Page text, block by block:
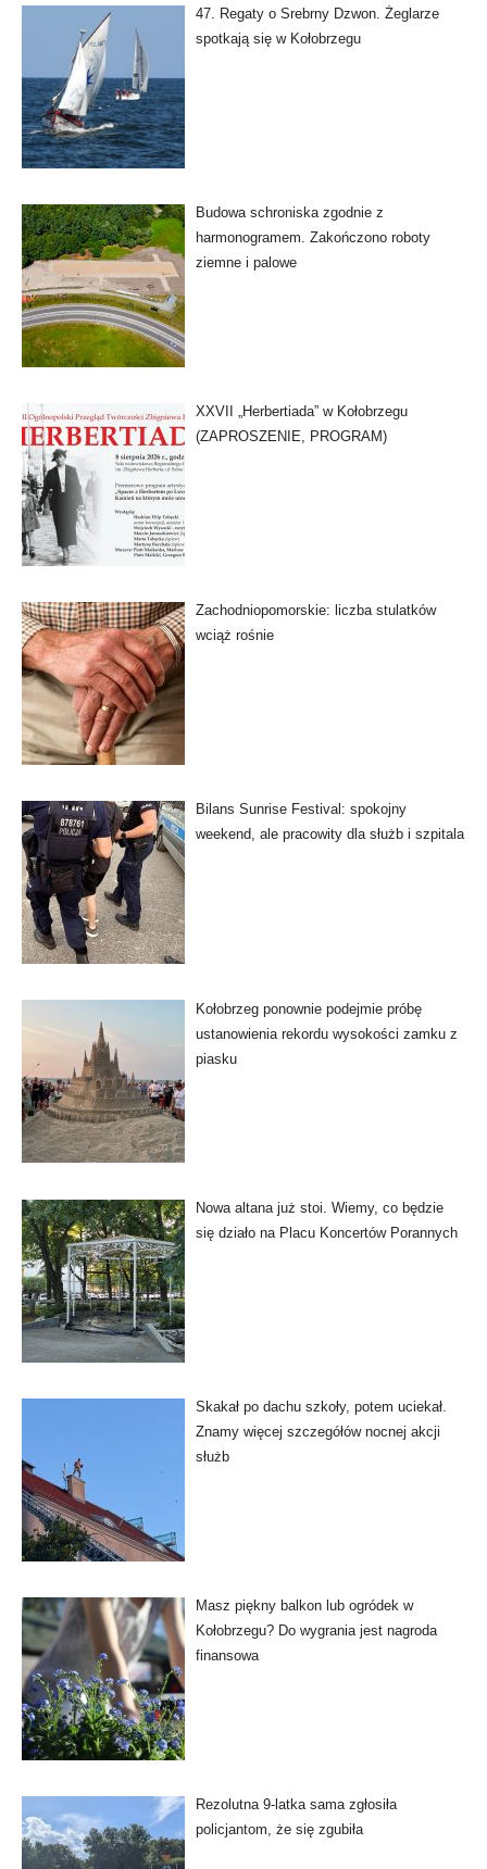
47. Regaty o Srebrny Dzwon. Żeglarze
spotkają się w Kołobrzegu
Budowa schroniska zgodnie z
harmonogramem. Zakończono roboty
ziemne i palowe
XXVII „Herbertiada” w Kołobrzegu
(ZAPROSZENIE, PROGRAM)
Zachodniopomorskie: liczba stulatków
wciąż rośnie
Bilans Sunrise Festival: spokojny
weekend, ale pracowity dla służb i szpitala
Kołobrzeg ponownie podejmie próbę
ustanowienia rekordu wysokości zamku z
piasku
Nowa altana już stoi. Wiemy, co będzie
się działo na Placu Koncertów Porannych
Skakał po dachu szkoły, potem uciekał.
Znamy więcej szczegółów nocnej akcji
służb
Masz piękny balkon lub ogródek w
Kołobrzegu? Do wygrania jest nagroda
finansowa
Rezolutna 9-latka sama zgłosiła
policjantom, że się zgubiła